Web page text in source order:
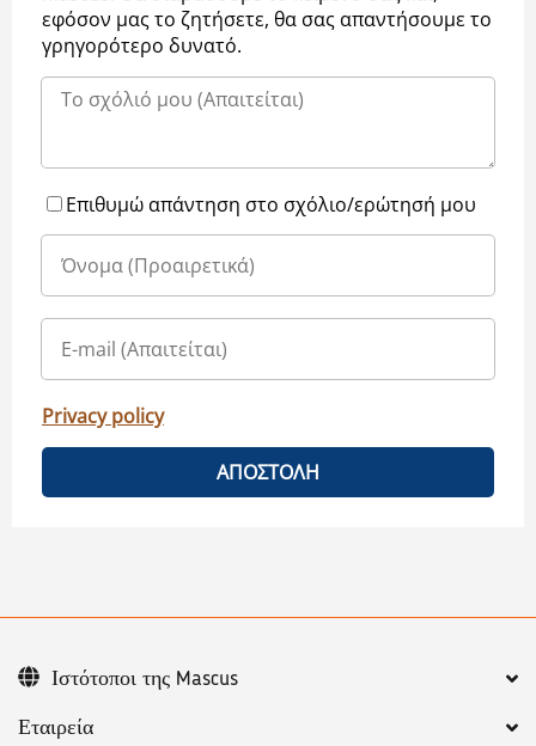
εφόσον μας το ζητήσετε, θα σας απαντήσουμε το
γρηγορότερο δυνατό.
Επιθυμώ απάντηση στο σχόλιο/ερώτησή μου
Privacy policy
ΑΠΟΣΤΟΛΗ
Εταιρεία
Ιστότοποι της Mascus